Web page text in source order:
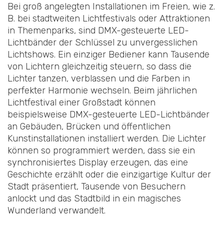
Bei groß angelegten Installationen im Freien, wie z.
B. bei stadtweiten Lichtfestivals oder Attraktionen
in Themenparks, sind DMX-gesteuerte LED-
Lichtbänder der Schlüssel zu unvergesslichen
Lichtshows. Ein einziger Bediener kann Tausende
von Lichtern gleichzeitig steuern, so dass die
Lichter tanzen, verblassen und die Farben in
perfekter Harmonie wechseln. Beim jährlichen
Lichtfestival einer Großstadt können
beispielsweise DMX-gesteuerte LED-Lichtbänder
an Gebäuden, Brücken und öffentlichen
Kunstinstallationen installiert werden. Die Lichter
können so programmiert werden, dass sie ein
synchronisiertes Display erzeugen, das eine
Geschichte erzählt oder die einzigartige Kultur der
Stadt präsentiert, Tausende von Besuchern
anlockt und das Stadtbild in ein magisches
Wunderland verwandelt.